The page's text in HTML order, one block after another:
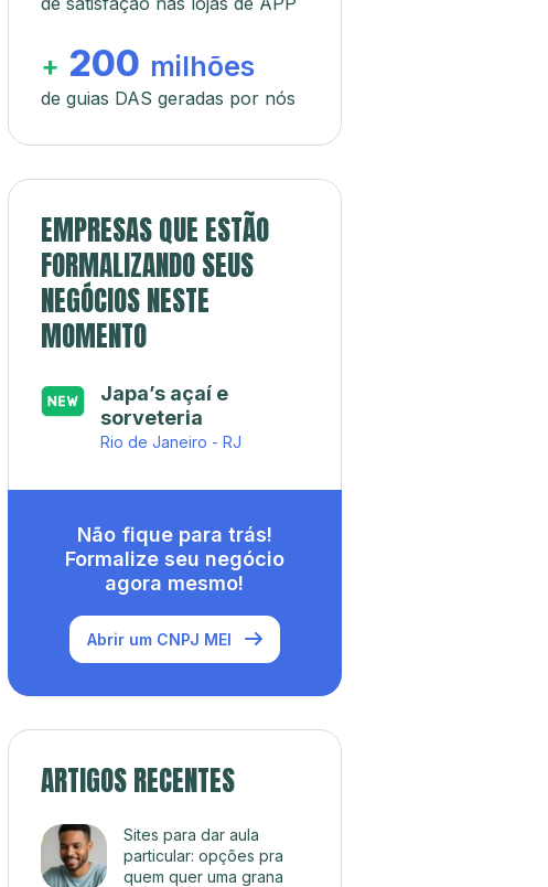
+ 200 milhões
de guias DAS geradas por nós
EMPRESAS QUE ESTÃO
FORMALIZANDO SEUS
NEGÓCIOS NESTE
MOMENTO
Japa’s açaí e
sorveteria
Rio de Janeiro - RJ
Não fique para trás!
Formalize seu negócio
agora mesmo!
Abrir um CNPJ MEI
ARTIGOS RECENTES
Sites para dar aula
particular: opções pra
quem quer uma grana